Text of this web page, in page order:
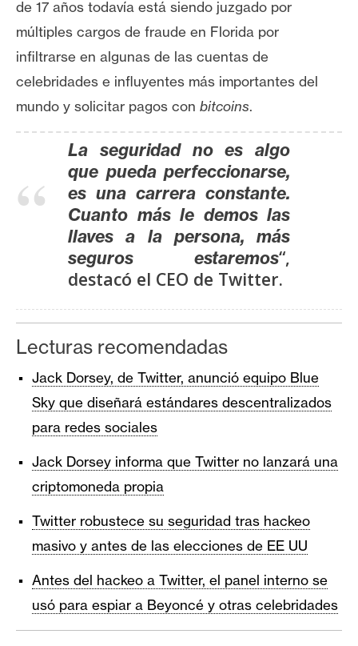
de 17 años todavía está siendo juzgado por
múltiples cargos de fraude en Florida por
infiltrarse en algunas de las cuentas de
celebridades e influyentes más importantes del
mundo y solicitar pagos con bitcoins.
La seguridad no es algo
que pueda perfeccionarse,
es una carrera constante.
Cuanto más le demos las
llaves a la persona, más
seguros estaremos“,
destacó el CEO de Twitter.
Lecturas recomendadas
Jack Dorsey, de Twitter, anunció equipo Blue
Sky que diseñará estándares descentralizados
para redes sociales
Jack Dorsey informa que Twitter no lanzará una
criptomoneda propia
Twitter robustece su seguridad tras hackeo
masivo y antes de las elecciones de EE UU
Antes del hackeo a Twitter, el panel interno se
usó para espiar a Beyoncé y otras celebridades